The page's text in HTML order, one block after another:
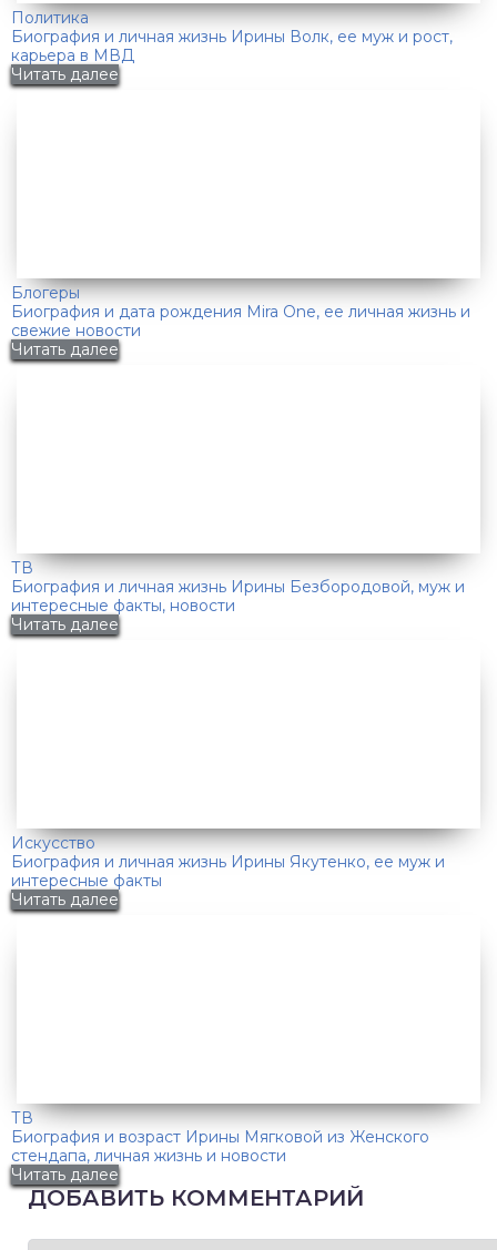
Политика
Биография и личная жизнь Ирины Волк, ее муж и рост,
карьера в МВД
Читать далее
Блогеры
Биография и дата рождения Mira One, ее личная жизнь и
свежие новости
Читать далее
ТВ
Биография и личная жизнь Ирины Безбородовой, муж и
интересные факты, новости
Читать далее
Искусство
Биография и личная жизнь Ирины Якутенко, ее муж и
интересные факты
Читать далее
ТВ
Биография и возраст Ирины Мягковой из Женского
стендапа, личная жизнь и новости
Читать далее
ДОБАВИТЬ КОММЕНТАРИЙ